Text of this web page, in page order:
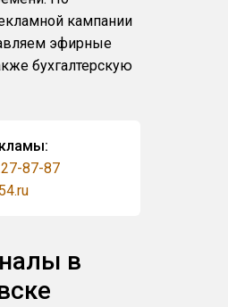
кампании
эфирные
бухгалтерскую
87-87
в